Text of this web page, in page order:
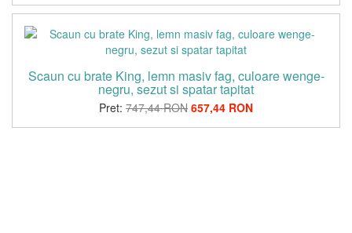
Scaun cu brate King, lemn masiv fag, culoare wenge-
negru, sezut si spatar tapitat
Pret: 747,44 RON 657,44 RON